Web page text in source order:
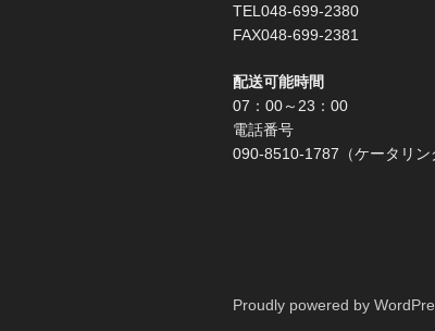
ン
TEL048-699-2380
FAX048-699-2381
配送可能時間
07：00～23：00
電話番号
090-8510-1787（ケータリン
Proudly powered by